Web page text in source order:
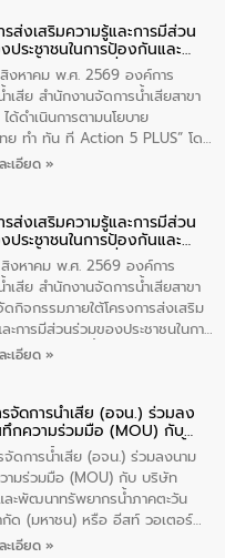
งหวัดชัยนาท โดยมีนายแสงชัย
ยกเทศมนตรีตำบลวัดสิงห์ คณะผู้
ศบาลตำบลวัดสิงห์ ผู้นำชุมชน และ
นในพื้นที่เทศบาลตำบลวัดสิงก์ที่มี
นเสียในโครงก่อสร้างศูนย์บริหาร
ณภาพน้ำเทศบาลตำบลวัดสิงห์
นาท ให้การต้อนรับ
รส่งเสริมความรู้และการมีส่วน
ประชาชนในการป้องกันและ
หาน้ำเสียอย่างยั่งยืน
งหาคม พ.ศ. 2569 องค์การ
เสีย สำนักงานจัดการน้ำเสียสาขา
ด้ดำเนินการตามนโยบาย
ทย ทำ ทัน ที Action 5 PLUS” โดย
ารส่งเสริมความรู้และการมีส่วน
มใจ น้ำใสยั่งยืน” ได้บรรยายให้
ยวกับการจัดการน้ำเสียและการใช้
นให้แก่นักเรียนโรงเรียนวัดบ่อ
า) เทศบาลนครปากเกร็ด อำเภอ
ด จังหวัดนนทบุรี จำนวน 30 คน
ะเอียด »
รส่งเสริมความรู้และการมีส่วน
ประชาชนในการป้องกันและ
หาน้ำเสียอย่างยั่งยืน
งหาคม พ.ศ. 2569 องค์การ
เสีย สำนักงานจัดการน้ำเสียสาขา
ดกิจกรรมภายใต้โครงการส่งเสริม
ะการมีส่วนร่วมของประชาชนในการ
ะแก้ไขปัญหาน้ำเสียอย่างยั่งยืน
การบำบัดน้ำเสียเบื้องต้น ให้กับ
ชั้นประถมศึกษาปีที่ 5 โรงเรียน
1 (พะเยาประชานุกูล) จำนวน 30
ะเอียด »
จัดการน้ำเสีย (อจน.) ร่วมลง
กความร่วมมือ (MOU) กับ
ดการและพัฒนาทรัพยากรน้ำ
นออก จำกัด (มหาชน) หรือ อีส
อร์
จัดการน้ำเสีย (อจน.) ร่วมลงนาม
ามร่วมมือ (MOU) กับ บริษัท
ละพัฒนาทรัพยากรน้ำภาคตะวัน
ด (มหาชน) หรือ อีสท์ วอเตอร์
งคารที่ 4 สิงหาคม 2569 ณ ห้อง
ะเอียด »